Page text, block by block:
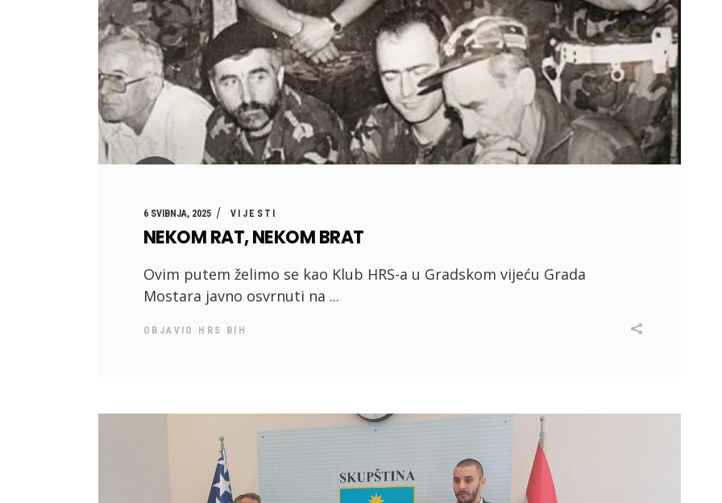
6 SVIBNJA, 2025 VIJESTI
NEKOM RAT, NEKOM BRAT
Ovim putem želimo se kao Klub HRS-a u Gradskom vijeću Grada
Mostara javno osvrnuti na
OBJAVIO HRS BIH